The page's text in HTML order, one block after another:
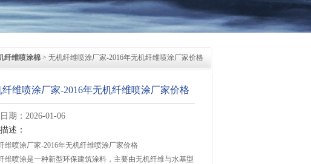
纤维喷涂棉 > 无机纤维喷涂厂家-2016年无机纤维喷涂厂家价格
纤维喷涂厂家-2016年无机纤维喷涂厂家价格
期：2026-01-06
述：
维喷涂厂家-2016年无机纤维喷涂厂家价格
维喷涂是一种新型环保建筑涂料，主要由无机纤维与水基型